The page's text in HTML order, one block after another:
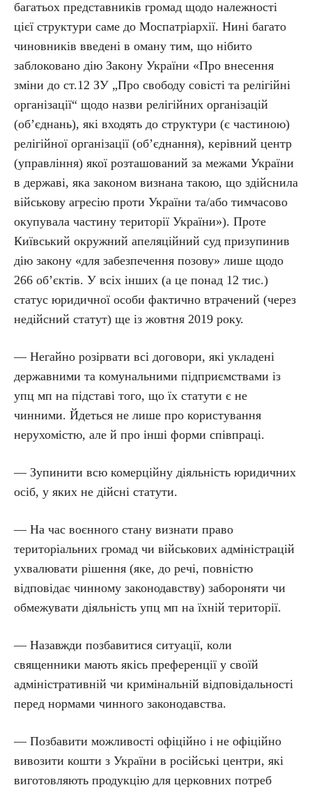
багатьох представників громад щодо належності
цієї структури саме до Моспатріархії. Нині багато
чиновників введені в оману тим, що нібито
заблоковано дію Закону України «Про внесення
зміни до ст.12 ЗУ „Про свободу совісті та релігійні
організації“ щодо назви релігійних організацій
(об’єднань), які входять до структури (є частиною)
релігійної організації (об’єднання), керівний центр
(управління) якої розташований за межами України
в державі, яка законом визнана такою, що здійснила
військову агресію проти України та/або тимчасово
окупувала частину території України»). Проте
Київський окружний апеляційний суд призупинив
дію закону «для забезпечення позову» лише щодо
266 об’єктів. У всіх інших (а це понад 12 тис.)
статус юридичної особи фактично втрачений (через
недійсний статут) ще із жовтня 2019 року.
— Негайно розірвати всі договори, які укладені
державними та комунальними підприємствами із
упц мп на підставі того, що їх статути є не
чинними. Йдеться не лише про користування
нерухомістю, але й про інші форми співпраці.
— Зупинити всю комерційну діяльність юридичних
осіб, у яких не дійсні статути.
— На час воєнного стану визнати право
територіальних громад чи військових адміністрацій
ухвалювати рішення (яке, до речі, повністю
відповідає чинному законодавству) забороняти чи
обмежувати діяльність упц мп на їхній території.
— Назавжди позбавитися ситуації, коли
священники мають якісь преференції у своїй
адміністративній чи кримінальній відповідальності
перед нормами чинного законодавства.
— Позбавити можливості офіційно і не офіційно
вивозити кошти з України в російські центри, які
виготовляють продукцію для церковних потреб